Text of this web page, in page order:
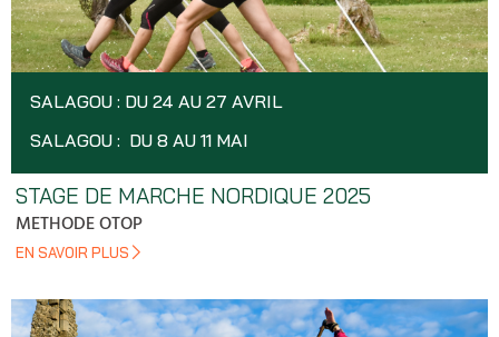
SALAGOU : DU 24 AU 27 AVRIL
SALAGOU : DU 8 AU 11 MAI
STAGE DE MARCHE NORDIQUE 2025
METHODE OTOP
EN SAVOIR PLUS